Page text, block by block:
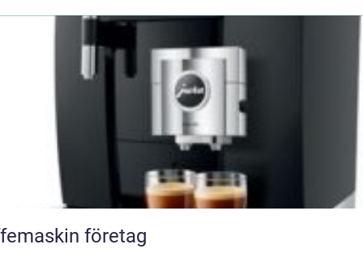
företag